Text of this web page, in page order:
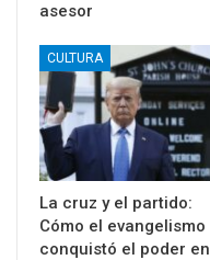
asesor
CULTURA
La cruz y el partido:
Cómo el evangelismo
conquistó el poder en